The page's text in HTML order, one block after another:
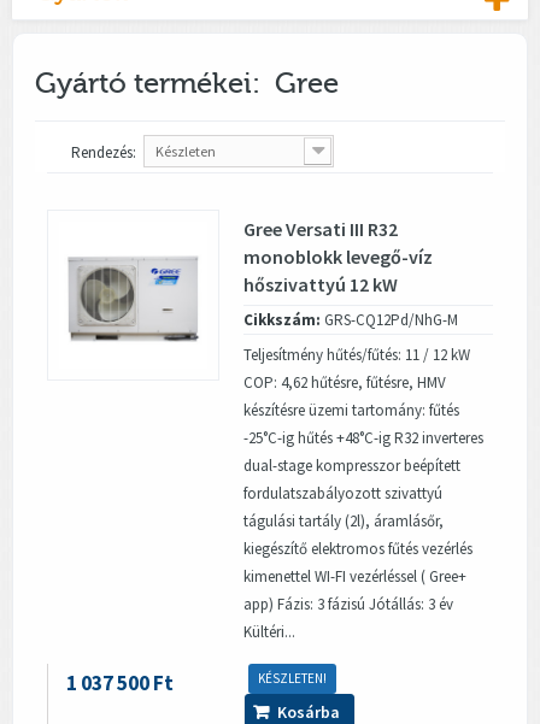
Gyártó termékei: Gree
Rendezés: Készleten
Gree Versati III R32
monoblokk levegő-víz
hőszivattyú 12 kW
Cikkszám: GRS-CQ12Pd/NhG-M
Teljesítmény hűtés/fűtés: 11 / 12 kW
COP: 4,62 hűtésre, fűtésre, HMV
készítésre üzemi tartomány: fűtés
-25°C-ig hűtés +48°C-ig R32 inverteres
dual-stage kompresszor beépített
fordulatszabályozott szivattyú
tágulási tartály (2l), áramlásőr,
kiegészítő elektromos fűtés vezérlés
kimenettel WI-FI vezérléssel ( Gree+
app) Fázis: 3 fázisú Jótállás: 3 év
Kültéri...
KÉSZLETEN!
1 037 500 Ft
Kosárba